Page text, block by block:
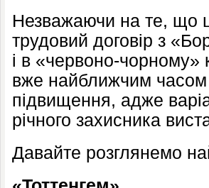
Незважаючи на те, що
трудовий договір з
і в «червоно-чорному»
вже найближчим часом
підвищення, адже
річного захисника
Давайте розглянемо